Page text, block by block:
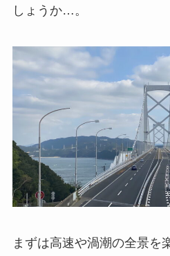
しょうか…。
まずは高速や渦潮の全景を